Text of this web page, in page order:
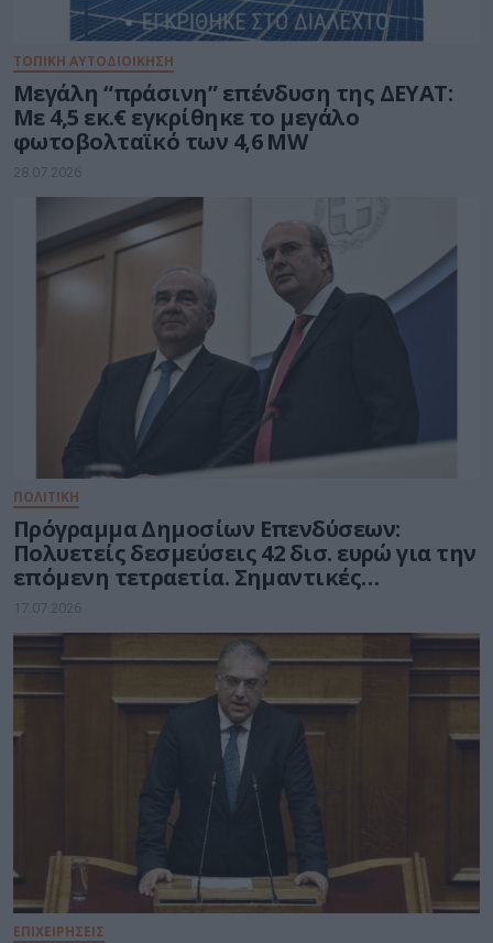
ΤΟΠΙΚΗ ΑΥΤΟΔΙΟΙΚΗΣΗ
Μεγάλη “πράσινη” επένδυση της ΔΕΥΑΤ:
Με 4,5 εκ.€ εγκρίθηκε το μεγάλο
φωτοβολταϊκό των 4,6 MW
28.07.2026
ΠΟΛΙΤΙΚΗ
Πρόγραμμα Δημοσίων Επενδύσεων:
Πολυετείς δεσμεύσεις 42 δισ. ευρώ για την
επόμενη τετραετία. Σημαντικές
Δεσμεύσεις για το υπ. Ψηφιακής
Διακυβέρνησης
17.07.2026
ΕΠΙΧΕΙΡΗΣΕΙΣ